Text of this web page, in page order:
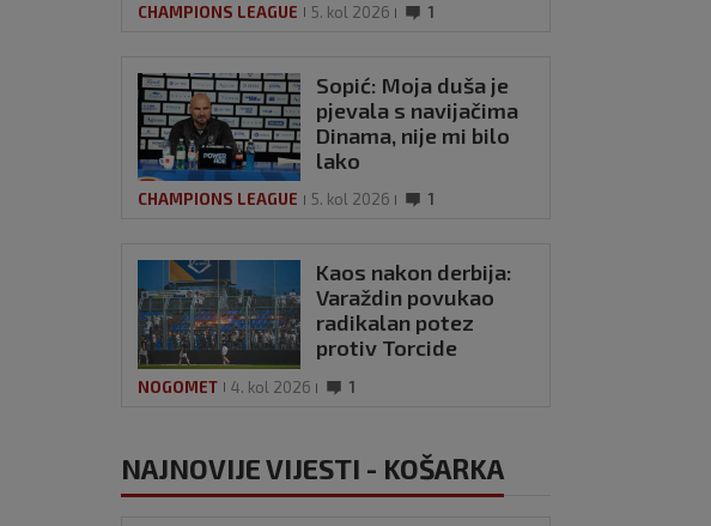
CHAMPIONS LEAGUE 5. kol 2026 1
Sopić: Moja duša je
pjevala s navijačima
Dinama, nije mi bilo
lako
CHAMPIONS LEAGUE 5. kol 2026 1
Kaos nakon derbija:
Varaždin povukao
radikalan potez
protiv Torcide
NOGOMET 4. kol 2026 1
NAJNOVIJE VIJESTI - KOŠARKA